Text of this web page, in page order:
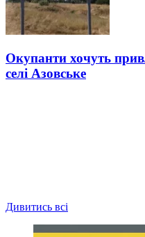
Окупанти хочуть
селі Азовське
Дивитись всі